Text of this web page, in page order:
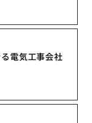
電気工事会社